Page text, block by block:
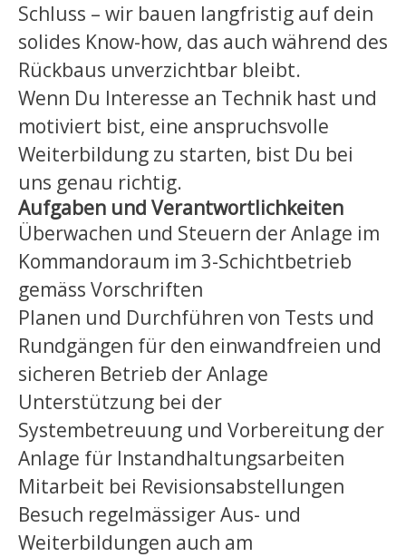
Schluss – wir bauen langfristig auf dein
solides Know-how, das auch während des
Rückbaus unverzichtbar bleibt.
Wenn Du Interesse an Technik hast und
motiviert bist, eine anspruchsvolle
Weiterbildung zu starten, bist Du bei
uns genau richtig.
Aufgaben und Verantwortlichkeiten
Überwachen und Steuern der Anlage im
Kommandoraum im 3-Schichtbetrieb
gemäss Vorschriften
Planen und Durchführen von Tests und
Rundgängen für den einwandfreien und
sicheren Betrieb der Anlage
Unterstützung bei der
Systembetreuung und Vorbereitung der
Anlage für Instandhaltungsarbeiten
Mitarbeit bei Revisionsabstellungen
Besuch regelmässiger Aus- und
Weiterbildungen auch am